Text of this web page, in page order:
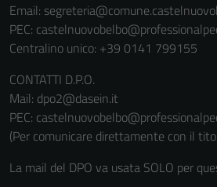
Email:
PEC:
Centralino unico: +39 0141 799155
CONTATTI D.P.O.
Mail: dpo2@dasein.it
PEC:
(Per comunicare direttamente con il
La mail del DPO va usata SOLO per